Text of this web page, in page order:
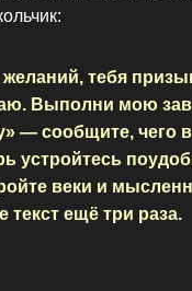
тебя
Выполни мою
— сообщите, чего
устройтесь
веки и
текст ещё три раза.